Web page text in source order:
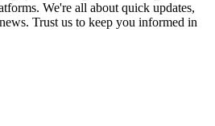
We're all about quick updates,
Trust us to keep you informed in